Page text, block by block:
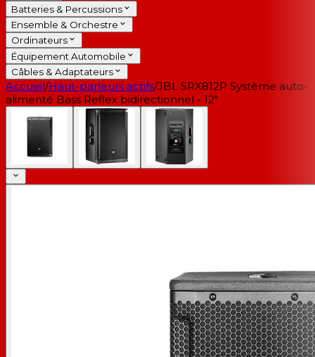
Batteries & Percussions
Ensemble & Orchestre
Ordinateurs
Équipement Automobile
Câbles & Adaptateurs
Accueil/Haut-parleurs actifs/JBL SRX812P Système auto-
alimenté Bass Reflex bidirectionnel - 12"